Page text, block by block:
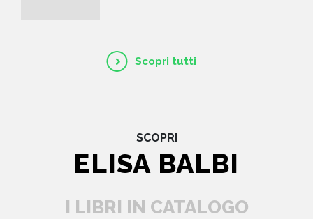
Scopri tutti
SCOPRI
ELISA BALBI
I LIBRI IN CATALOGO